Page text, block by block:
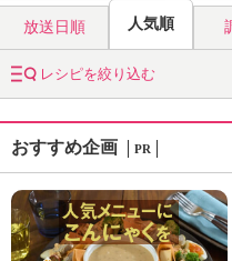
放送日順 人気順
レシピを絞り込む
おすすめ企画 PR